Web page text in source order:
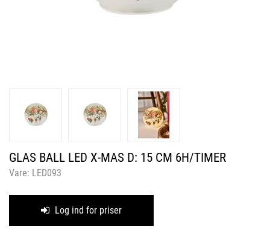
GLAS BALL LED X-MAS D: 15 CM 6H/TIMER
Vare: LED093
Log ind for priser